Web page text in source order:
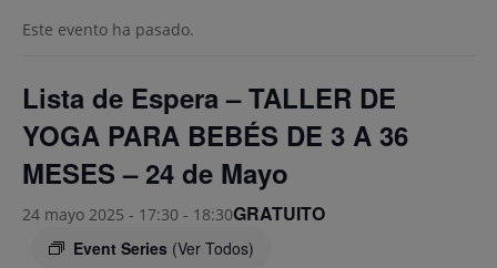
Este evento ha pasado.
Lista de Espera – TALLER DE
YOGA PARA BEBÉS DE 3 A 36
MESES – 24 de Mayo
24 mayo 2025 - 17:30 - 18:30
Event Series (Ver Todos)
GRATUITO